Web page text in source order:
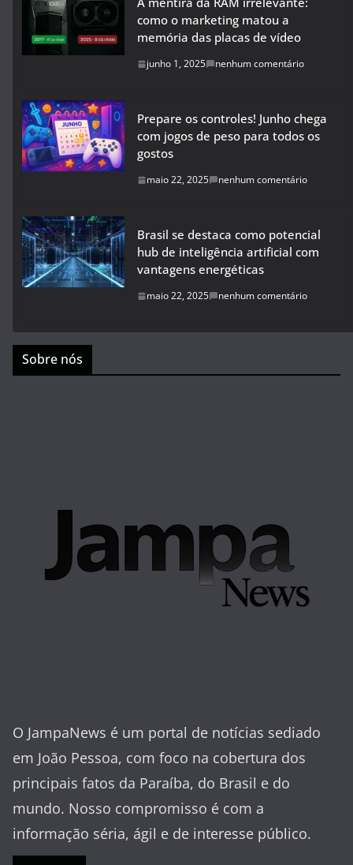
como o marketing matou a
memória das placas de vídeo
junho 1, 2025 nenhum comentário
Prepare os controles! Junho chega
com jogos de peso para todos os
gostos
maio 22, 2025 nenhum comentário
Brasil se destaca como potencial
hub de inteligência artificial com
vantagens energéticas
maio 22, 2025 nenhum comentário
Sobre nós
O JampaNews é um portal de notícias sediado
em João Pessoa, com foco na cobertura dos
principais fatos da Paraíba, do Brasil e do
mundo. Nosso compromisso é com a
informação séria, ágil e de interesse público.